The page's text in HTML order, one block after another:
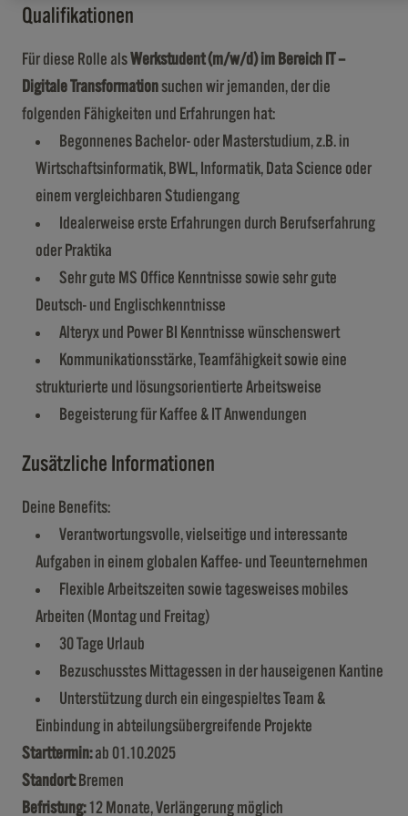
Qualifikationen
Für diese Rolle alsWerkstudent (m/w/d) im Bereich IT –
Digitale Transformationsuchen wir jemanden, der die
folgenden Fähigkeiten und Erfahrungen hat:
Begonnenes Bachelor- oder Masterstudium, z.B. in
Wirtschaftsinformatik, BWL, Informatik, Data Science oder
einem vergleichbaren Studiengang
Idealerweise erste Erfahrungen durch Berufserfahrung
oder Praktika
Sehr gute MS Office Kenntnisse sowie sehr gute
Deutsch- und Englischkenntnisse
Alteryx und Power BI Kenntnisse wünschenswert
Kommunikationsstärke, Teamfähigkeit sowie eine
strukturierte und lösungsorientierte Arbeitsweise
Begeisterung für Kaffee & IT Anwendungen
Zusätzliche Informationen
Deine Benefits:
Verantwortungsvolle, vielseitige und interessante
Aufgaben in einem globalen Kaffee- und Teeunternehmen
Flexible Arbeitszeiten sowie tagesweises mobiles
Arbeiten (Montag und Freitag)
30 Tage Urlaub
Bezuschusstes Mittagessen in der hauseigenen Kantine
Unterstützung durch ein eingespieltes Team &
Einbindung in abteilungsübergreifende Projekte
Starttermin:ab 01.10.2025
Standort:Bremen
Befristung:12 Monate, Verlängerung möglich